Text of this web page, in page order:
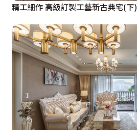
精工細作 高級訂製工藝新古典宅(下)